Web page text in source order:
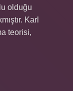
olduğu
Karl
teorisi,